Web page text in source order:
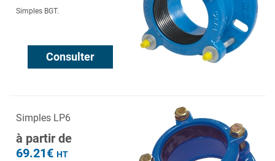
Simples BGT.
Consulter
Simples LP6
à partir de
69.21€ HT